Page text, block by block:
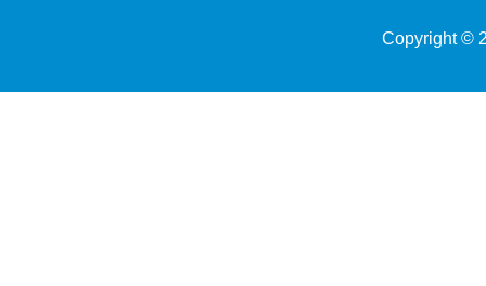
Copyright ©